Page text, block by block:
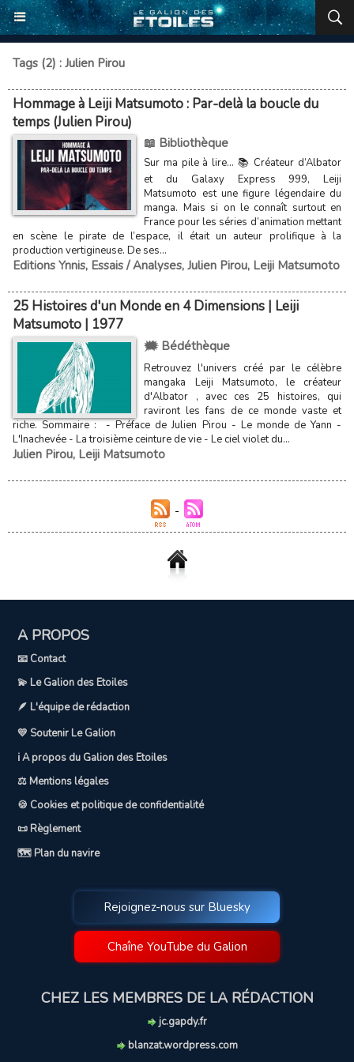
Tags (2) : Julien Pirou
Hommage à Leiji Matsumoto : Par-delà la boucle du
temps (Julien Pirou)
📖 Bibliothèque
Sur ma pile à lire... 📚 Créateur d’Albator
et du Galaxy Express 999, Leiji
Matsumoto est une figure légendaire du
manga. Mais si on le connaît surtout en
France pour les séries d’animation mettant
en scène le pirate de l’espace, il était un auteur prolifique à la
production vertigineuse. De ses...
Editions Ynnis, Essais / Analyses, Julien Pirou, Leiji Matsumoto
25 Histoires d'un Monde en 4 Dimensions | Leiji
Matsumoto | 1977
🗯️ Bédéthèque
Retrouvez l'univers créé par le célèbre
mangaka Leiji Matsumoto, le créateur
d'Albator , avec ces 25 histoires, qui
raviront les fans de ce monde vaste et
riche. Sommaire : - Préface de Julien Pirou - Le monde de Yann -
L'Inachevée - La troisième ceinture de vie - Le ciel violet du...
Julien Pirou, Leiji Matsumoto
A PROPOS
📧 Contact
💫 Le Galion des Etoiles
🪶 L'équipe de rédaction
💛 Soutenir Le Galion
ℹ️ A propos du Galion des Etoiles
⚖️ Mentions légales
🍪 Cookies et politique de confidentialité
📜 Règlement
🗺️ Plan du navire
Rejoignez-nous sur Bluesky
Chaîne YouTube du Galion
CHEZ LES MEMBRES DE LA RÉDACTION
jc.gapdy.fr
blanzat.wordpress.com